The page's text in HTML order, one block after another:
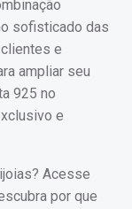
sofisticado das
e
ampliar seu
925 no
e
Acesse
por que